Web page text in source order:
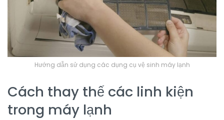
Hướng dẫn sử dụng các dụng cụ vệ sinh máy lạnh
Cách thay thế các linh kiện
trong máy lạnh